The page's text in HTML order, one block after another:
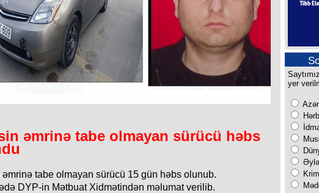
əmrinə tabe olmayan sürücü həbs
əmrinə tabe olmayan sürücü 15 gün həbs olunub.
DYP-in Mətbuat Xidmətindən məlumat verilib.
yer